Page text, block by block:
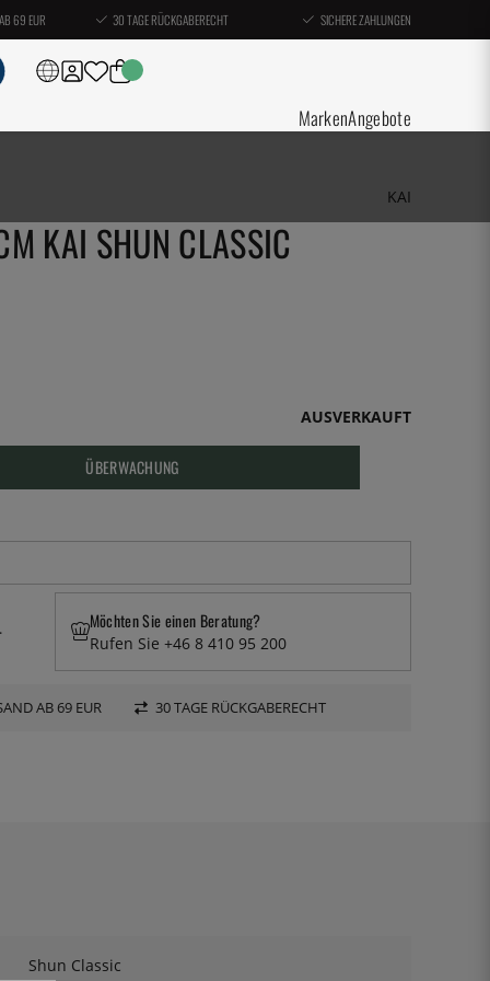
69 EUR 30 TAGE RÜCKGABERECHT SICHERE ZAHLUNGEN
MarkenAngebote
KAI
KAI SHUN CLASSIC
AUSVERKAUFT
ÜBERWACHUNG
Möchten Sie einen Beratung?
Rufen Sie +46 8 410 95 200
AB 69 EUR 30 TAGE RÜCKGABERECHT
Shun Classic